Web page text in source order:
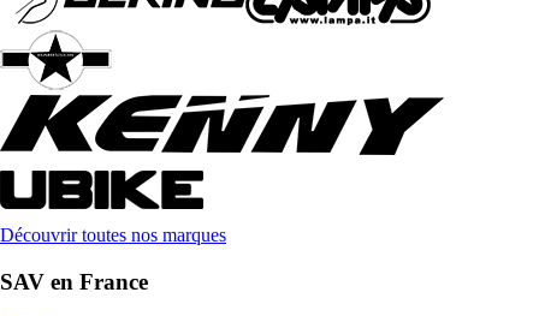
Découvrir toutes nos marques
SAV en France